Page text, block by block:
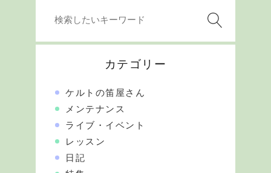
カテゴリー
ケルトの笛屋さん
メンテナンス
ライブ・イベント
レッスン
日記